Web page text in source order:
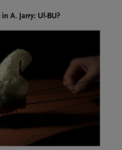
A. Jarry: U!-BU?